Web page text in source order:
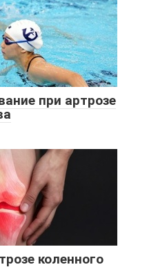
при артрозе
коленного